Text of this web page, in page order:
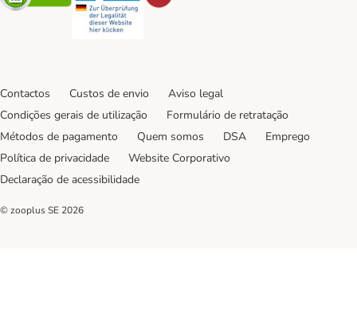
Contactos Custos de envio
Aviso legal
Condições gerais de utilização
Formulário de retratação
Métodos de pagamento
Quem somos DSA
Emprego
Política de privacidade
Website Corporativo
Declaração de acessibilidade
© zooplus SE 2026